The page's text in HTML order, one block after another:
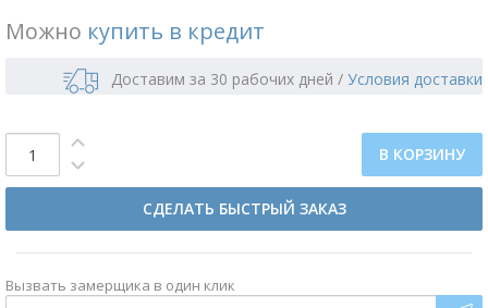
Можно купить в кредит
Доставим за 30 рабочих дней / Условия доставки
В КОРЗИНУ
СДЕЛАТЬ БЫСТРЫЙ ЗАКАЗ
Вызвать замерщика в один клик